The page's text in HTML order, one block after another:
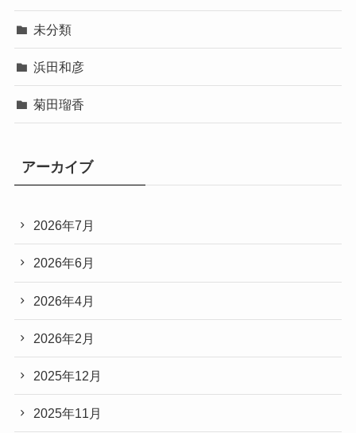
未分類
浜田和彦
菊田瑠香
アーカイブ
2026年7月
2026年6月
2026年4月
2026年2月
2025年12月
2025年11月